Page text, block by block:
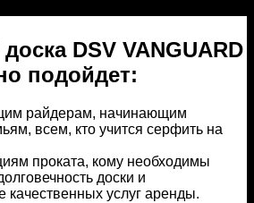
DSV VANGUARD
подойдет:
райдерам, начинающим
всем, кто учится серфить на
проката, кому необходимы
доски и
качественных услуг аренды.